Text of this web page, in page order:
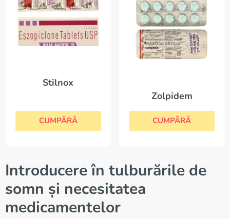
Stilnox
CUMPĂRĂ
Zolpidem
CUMPĂRĂ
Introducere în tulburările de
somn și necesitatea
medicamentelor